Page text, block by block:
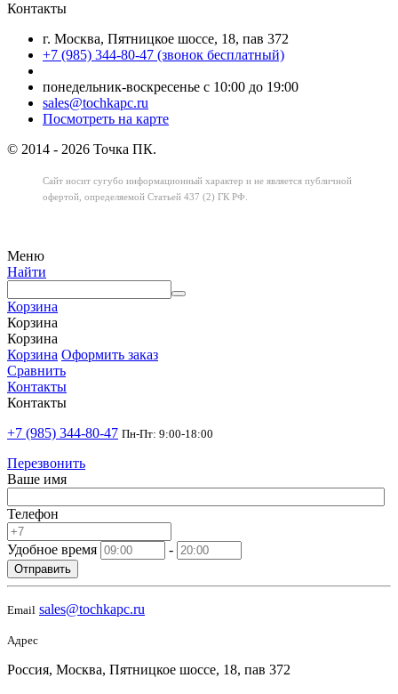
Контакты
г. Москва, Пятницкое шоссе, 18, пав 372
+7 (985) 344-80-47 (звонок бесплатный)
понедельник-воскресенье с 10:00 до 19:00
sales@tochkapc.ru
Посмотреть на карте
© 2014 - 2026 Точка ПК.
Сайт носит сугубо информационный характер и не является публичной
офертой, определяемой Статьей 437 (2) ГК РФ.
Меню
Найти
Корзина
Корзина
Корзина
Корзина Оформить заказ
Сравнить
Контакты
Контакты
+7 (985) 344-80-47 Пн-Пт: 9:00-18:00
Перезвонить
Ваше имя
Телефон
Удобное время -
Отправить
Email sales@tochkapc.ru
Адрес
Россия, Москва, Пятницкое шоссе, 18, пав 372